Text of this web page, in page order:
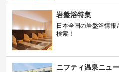
岩盤浴特集
日本全国の岩盤浴情
検索！
ニフティ温泉ニュ